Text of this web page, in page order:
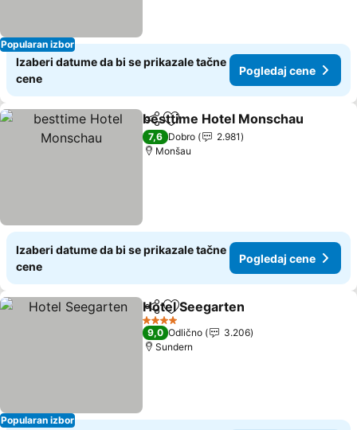
Popularan izbor
Izaberi datume da bi se prikazale tačne
cene
Pogledaj cene
Deli Dodati u favorite
besttime Hotel Monschau
7,6 Dobro
2.981
Monšau
Izaberi datume da bi se prikazale tačne
cene
Pogledaj cene
Popularan izbor
Deli Dodati u favorite
Hotel Seegarten
4 Zvezdice
9,0 Odlično
3.206
Sundern